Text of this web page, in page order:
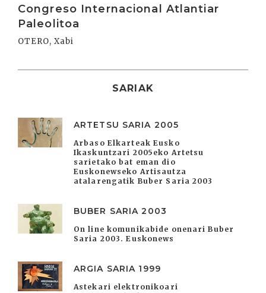
Congreso Internacional Atlantiar
Paleolitoa
OTERO, Xabi
SARIAK
ARTETSU SARIA 2005
Arbaso Elkarteak Eusko
Ikaskuntzari 2005eko Artetsu
sarietako bat eman dio
Euskonewseko Artisautza
atalarengatik Buber Saria 2003
BUBER SARIA 2003
On line komunikabide onenari Buber
Saria 2003. Euskonews
ARGIA SARIA 1999
Astekari elektronikoari